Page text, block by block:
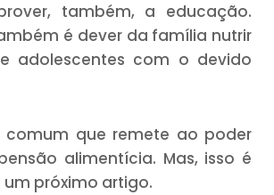
também, a educação.
é dever da família nutrir
adolescentes com o devido
comum que remete ao poder
alimentícia. Mas, isso é
próximo artigo.